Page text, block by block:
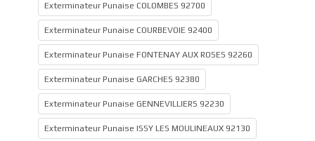
Exterminateur Punaise COLOMBES 92700
Exterminateur Punaise COURBEVOIE 92400
Exterminateur Punaise FONTENAY AUX ROSES 92260
Exterminateur Punaise GARCHES 92380
Exterminateur Punaise GENNEVILLIERS 92230
Exterminateur Punaise ISSY LES MOULINEAUX 92130